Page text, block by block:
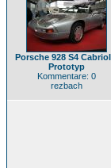
Porsche 928 S4
Prototyp
Kommentare: 0
rezbach